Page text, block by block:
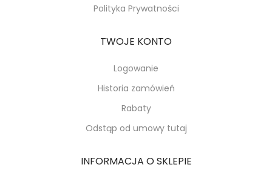
Polityka Prywatności
TWOJE KONTO
Logowanie
Historia zamówień
Rabaty
Odstąp od umowy tutaj
INFORMACJA O SKLEPIE